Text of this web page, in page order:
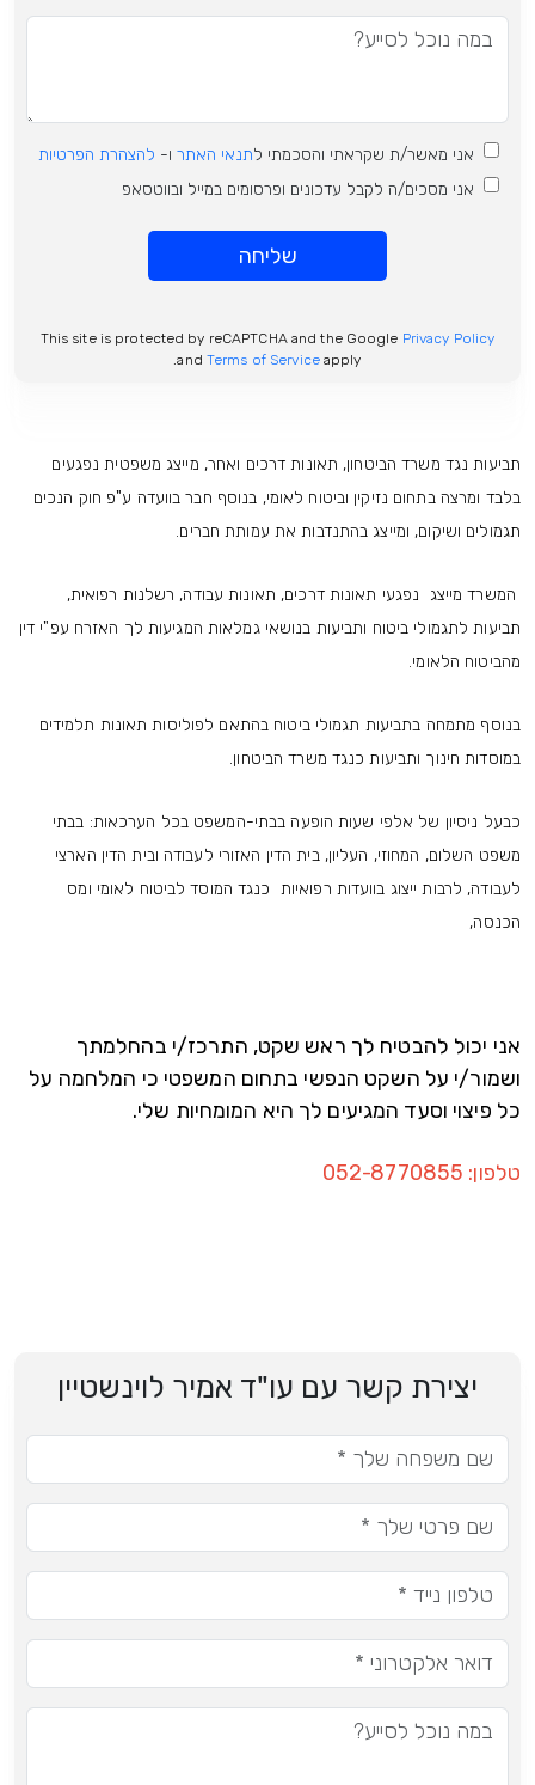
אני מאשר/ת שקראתי והסכמתי לתנאי האתר ו- להצהרת הפרטיות
אני מסכים/ה לקבל עדכונים ופרסומים במייל ובווטסאפ
שליחה
This site is protected by reCAPTCHA and the Google Privacy Policy
and Terms of Serviceapply.
תביעות נגד משרד הביטחון, תאונות דרכים ואחר, מייצג משפטית נפגעים
בלבד ומרצה בתחום נזיקין וביטוח לאומי, בנוסף חבר בוועדה ע"פ חוק הנכים
תגמולים ושיקום, ומייצג בהתנדבות את עמותת חברים.
המשרד מייצג נפגעי תאונות דרכים, תאונות עבודה, רשלנות רפואית,
תביעות לתגמולי ביטוח ותביעות בנושאי גמלאות המגיעות לך האזרח עפ"י דין
מהביטוח הלאומי.
בנוסף מתמחה בתביעות תגמולי ביטוח בהתאם לפוליסות תאונות תלמידים
במוסדות חינוך ותביעות כנגד משרד הביטחון.
כבעל ניסיון של אלפי שעות הופעה בבתי-המשפט בכל הערכאות: בבתי
משפט השלום, המחוזי, העליון, בית הדין האזורי לעבודה ובית הדין הארצי
לעבודה, לרבות ייצוג בוועדות רפואיות כנגד המוסד לביטוח לאומי ומס
הכנסה,
אני יכול להבטיח לך ראש שקט, התרכז/י בהחלמתך
ושמור/י על השקט הנפשי בתחום המשפטי כי המלחמה על
כל פיצוי וסעד המגיעים לך היא המומחיות שלי.
טלפון: 052-8770855
יצירת קשר עם עו"ד אמיר לוינשטיין